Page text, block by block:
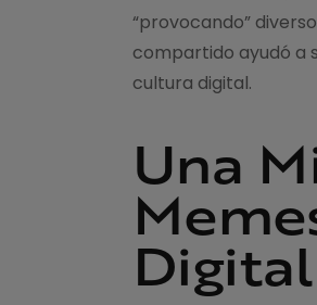
“provocando”
compartido ayudó a
cultura digital.
Una
Digital